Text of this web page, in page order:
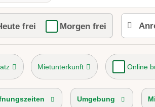
frei Morgen frei
Mietunterkunft Online
Umgebung